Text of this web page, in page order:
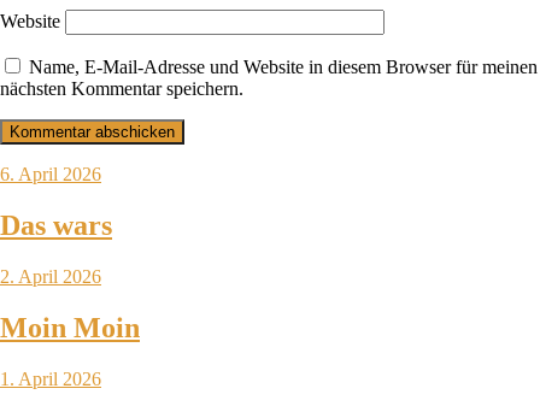
Website
Name, E-Mail-Adresse und Website in diesem Browser für meinen
nächsten Kommentar speichern.
6. April 2026
Das wars
2. April 2026
Moin Moin
1. April 2026